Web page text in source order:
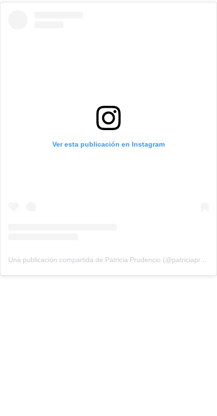
Ver esta publicación en Instagram
Una publicación compartida de Patricia Prudencio (@patriciaprudencio98)